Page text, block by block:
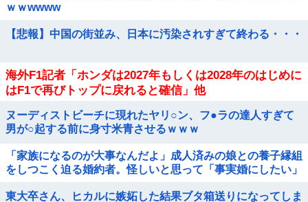
ｗｗwwww
【悲報】中国の街並み、日本に汚染されすぎて終わる・・・
海外F1記者「ホンダは2027年もしくは2028年のはじめに
はF1で再びトップに戻れると確信」他
ヌーディストビーチに現れたヤリ○ン、フ●ラの達人すぎて
男が○起する前に身寸米青させるｗｗｗ
「家族になるのが大事なんだよ」成人済みの娘との養子縁組
をしつこく迫る婚約者。怪しいと思って「事実婚にしたい」
白したようなもんｗｗｗ
東大卒さん、ヒカルに嫉妬した結果ブタ箱送りになってしま